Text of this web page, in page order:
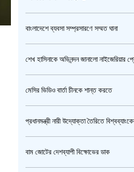
বাংলাদেশে ব্যবসা সম্প্রসারণে সম্মত ঘানা
শেখ হাসিনাকে অভিনন্দন জানালো নাইজেরিয়ার
মেসির ভিডিও বার্তা চীনকে শান্ত করতে
প্রধানমন্ত্রী নারী উদ্যোক্তা তৈরিতে
বাম জোটের দেশব্যাপী বিক্ষোভের ডাক